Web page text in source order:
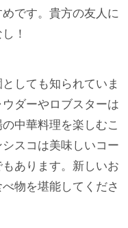
です。貴方の友人に
！
しても知られていま
ダーやロブスターは
中華料理を楽しむこ
スコは美味しいコー
あります。新しいお
物を堪能してくださ